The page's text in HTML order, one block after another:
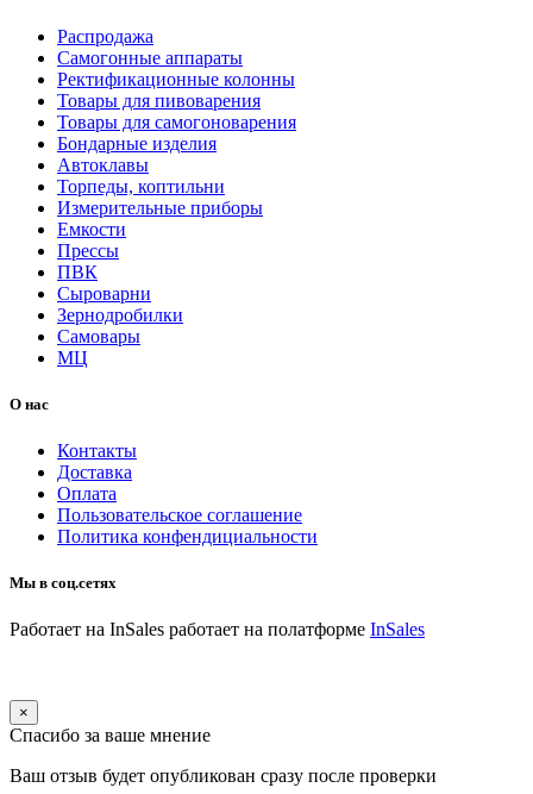
Распродажа
Самогонные аппараты
Ректификационные колонны
Товары для пивоварения
Товары для самогоноварения
Бондарные изделия
Автоклавы
Торпеды, коптильни
Измерительные приборы
Емкости
Прессы
ПВК
Сыроварни
Зернодробилки
Самовары
МЦ
О нас
Контакты
Доставка
Оплата
Пользовательское соглашение
Политика конфендициальности
Мы в соц.сетях
Работает на InSales работает на полатформе InSales
×
Спасибо за ваше мнение
Ваш отзыв будет опубликован сразу после проверки